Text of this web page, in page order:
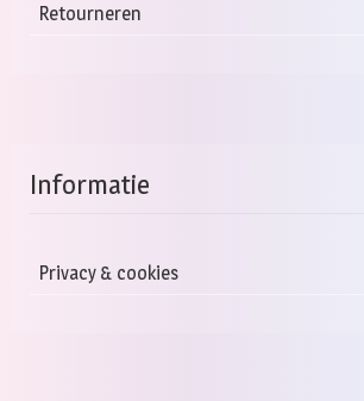
Retourneren
Informatie
Privacy & cookies